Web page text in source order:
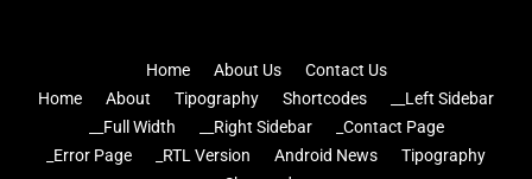
Home About Us
Contact Us
Home
About Tipography Shortcodes
__Left Sidebar
__Full Width
__Right Sidebar
_Contact Page
_Error Page
_RTL Version Android News
Tipography